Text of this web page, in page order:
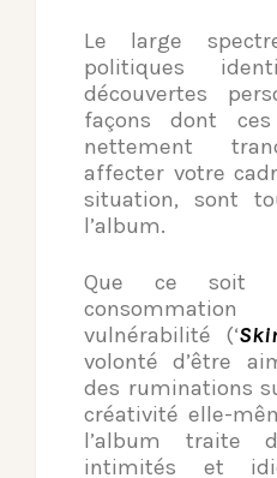
Le large
politiques
découvertes
façons dont ces
nettement
affecter votre
situation, sont
l’album.
Que ce soit
vulnérabilité (‘
volonté d’être
des ruminations
créativité elle-
l’album traite
intimités et